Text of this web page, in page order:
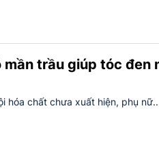
mần trầu giúp tóc đen
hóa chất chưa xuất hiện, phụ